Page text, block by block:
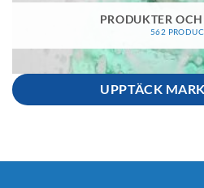
PRODUKTER
562
UPPTÄCK